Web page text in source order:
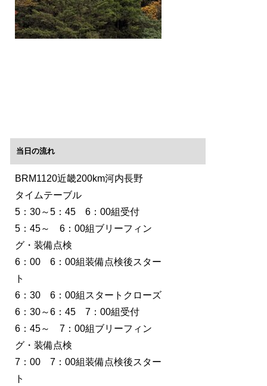
当日の流れ
BRM1120近畿200km河内長野
タイムテーブル
5：30～5：45 6：00組受付
5：45～ 6：00組ブリーフィン
グ・装備点検
6：00 6：00組装備点検後スター
ト
6：30 6：00組スタートクローズ
6：30～6：45 7：00組受付
6：45～ 7：00組ブリーフィン
グ・装備点検
7：00 7：00組装備点検後スター
ト